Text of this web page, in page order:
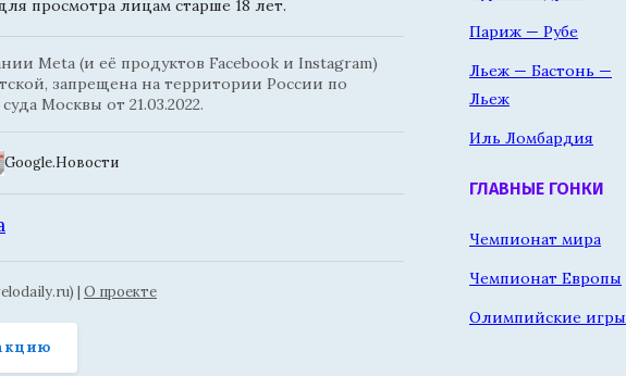
просмотра лицам старше 18 лет.
Meta (и её продуктов Facebook и Instagram)
запрещена на территории России по
Москвы от 21.03.2022.
Google.Новости
| О проекте
Париж — Рубе
Льеж — Бастонь —
Льеж
Иль Ломбардия
ГЛАВНЫЕ ГОНКИ
Чемпионат мира
Чемпионат Европы
Олимпийские игры